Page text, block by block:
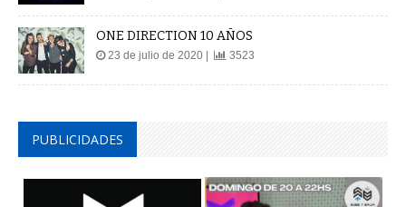
ONE DIRECTION 10 AÑOS
23 de julio de 2020 | 3523
PUBLICIDADES